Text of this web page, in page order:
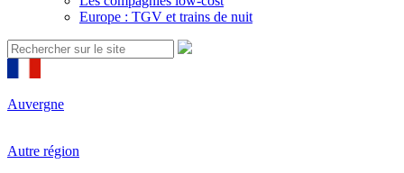
Europe : TGV et trains de nuit
Auvergne
Autre région